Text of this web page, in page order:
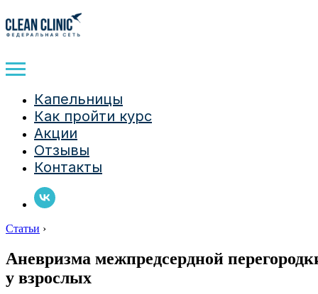
Капельницы
Как пройти курс
Акции
Отзывы
Контакты
Статьи ›
Аневризма межпредсердной
у взрослых